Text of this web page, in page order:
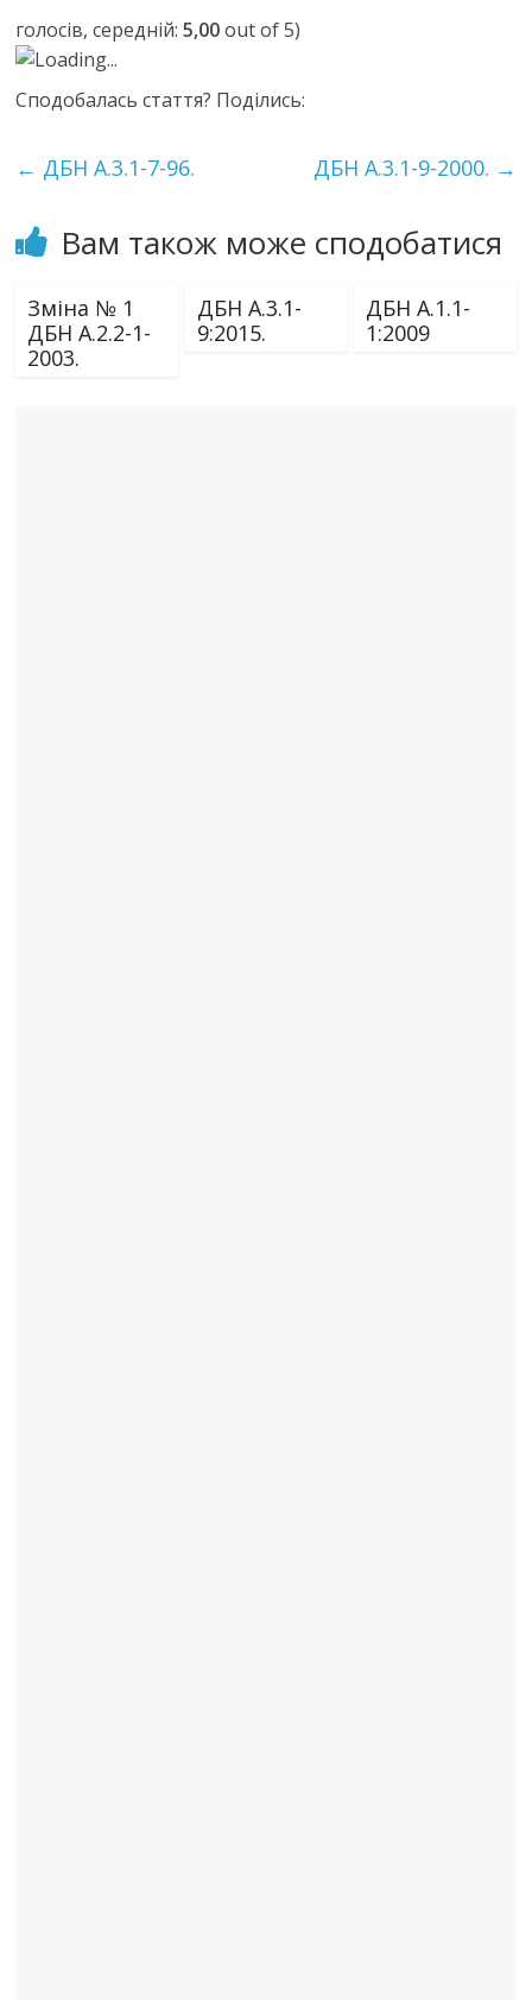
голосів, середній:5,00out of 5)
Loading...
Сподобалась стаття? Поділись:
← ДБН А.3.1-7-96. ДБН А.3.1-9-2000. →
Вам також може сподобатися
Зміна № 1
ДБН А.2.2-1-
2003.
ДБН А.3.1-
9:2015.
ДБН А.1.1-
1:2009